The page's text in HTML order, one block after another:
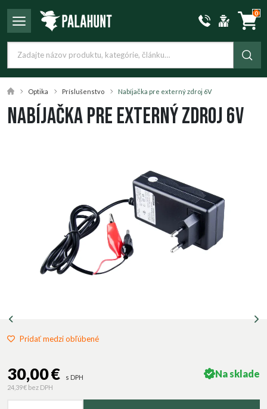
0
Optika Príslušenstvo Nabíjačka pre externý zdroj 6V
Nabíjačka pre externý zdroj 6V
Pridať medzi obľúbené
30,00 €
s DPH
24,39 € bez DPH
Na sklade